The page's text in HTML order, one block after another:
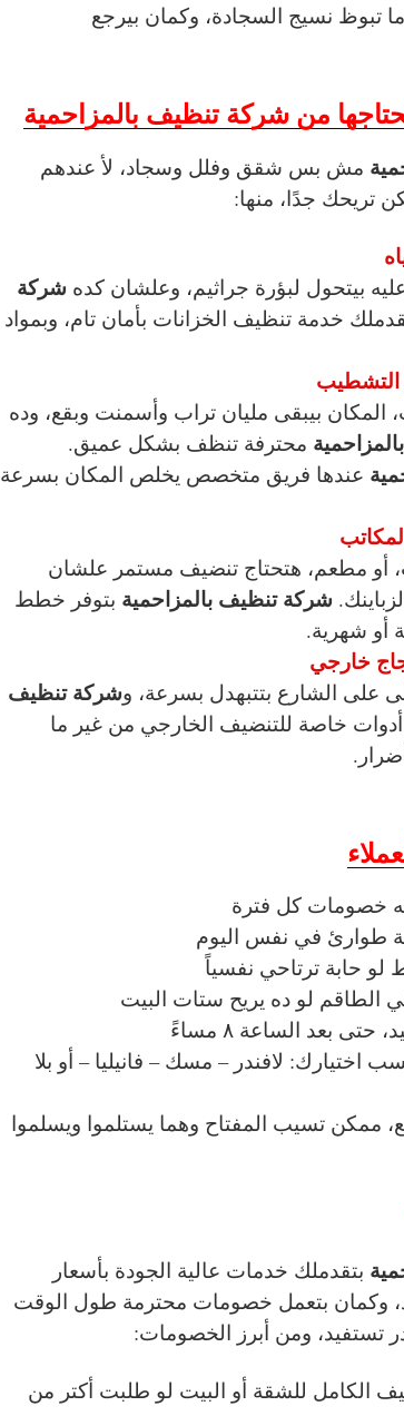
تبوظ نسيج السجادة، وكمان بيرجع
من شركة تنظيف بالمزاحمية
مش بس شقق وفلل وسجاد، لأ عندهم
تريحك جدًا، منها:
بيتحول لبؤرة جراثيم، وعلشان كده شركة
خدمة تنظيف الخزانات بأمان تام، وبمواد
التشطيب
المكان بيبقى مليان تراب وأسمنت وبقع، وده
محترفة تنظف بشكل عميق.
عندها فريق متخصص يخلص المكان بسرعة
أو مطعم، هتحتاج تنضيف مستمر علشان
شركة تنظيف بالمزاحمية بتوفر خطط
أو شهرية.
خارجي
على الشارع بتتبهدل بسرعة، وشركة تنظيف
خاصة للتنضيف الخارجي من غير ما
خصومات كل فترة
طوارئ في نفس اليوم
حابة ترتاحي نفسياً
الطاقم لو ده يريح ستات البيت
بعد الساعة ٨ مساءً
لافندر – مسك – فانيليا – أو بلا
ممكن تسيب المفتاح وهما يستلموا ويسلموا
بتقدملك خدمات عالية الجودة بأسعار
وكمان بتعمل خصومات محترمة طول الوقت
تستفيد، ومن أبرز الخصومات:
الكامل للشقة أو البيت لو طلبت أكتر من